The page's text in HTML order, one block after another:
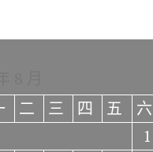
二 三 四 五
六
1